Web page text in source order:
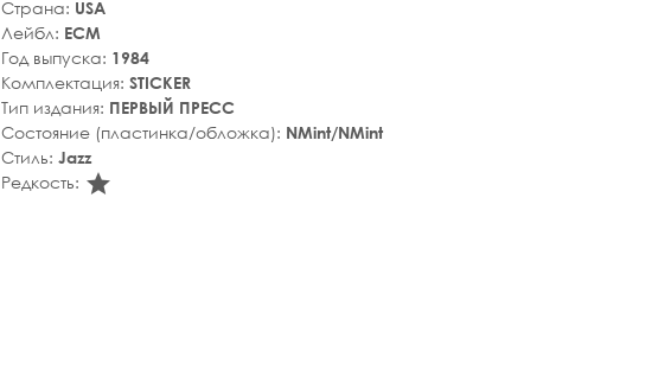
Страна: USA
Лейбл: ECM
Год выпуска: 1984
Комплектация: STICKER
Тип издания: ПЕРВЫЙ ПРЕСС
Состояние (пластинка/обложка): NMint/NMint
Стиль: Jazz
Редкость: star_rate